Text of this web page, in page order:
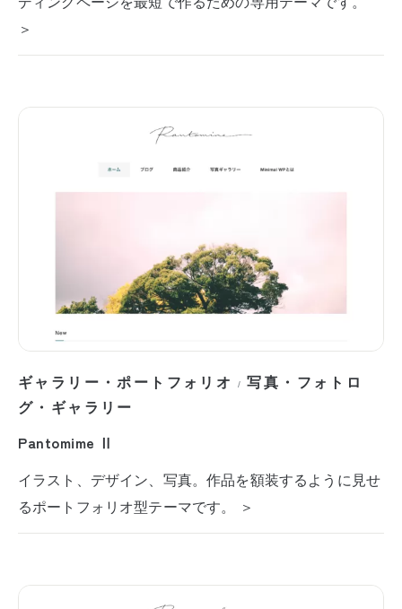
＞
ギャラリー・ポートフォリオ /写真・フォトロ
グ・ギャラリー
Pantomime Ⅱ
イラスト、デザイン、写真。作品を額装するように見せ
るポートフォリオ型テーマです。 ＞